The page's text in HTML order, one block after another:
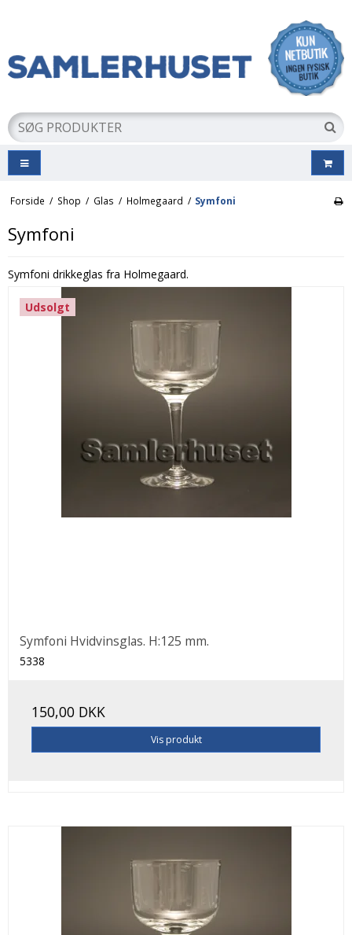
Forside / Shop / Glas / Holmegaard / Symfoni
Symfoni
Symfoni drikkeglas fra Holmegaard.
Udsolgt
Symfoni Hvidvinsglas. H:125 mm.
5338
150,00 DKK
Vis produkt